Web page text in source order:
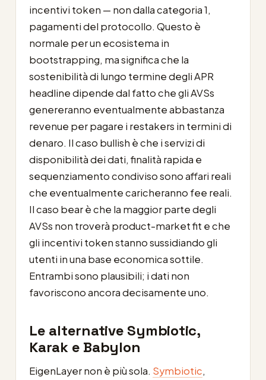
incentivi token — non dalla categoria 1,
pagamenti del protocollo. Questo è
normale per un ecosistema in
bootstrapping, ma significa che la
sostenibilità di lungo termine degli APR
headline dipende dal fatto che gli AVSs
genereranno eventualmente abbastanza
revenue per pagare i restakers in termini di
denaro. Il caso bullish è che i servizi di
disponibilità dei dati, finalità rapida e
sequenziamento condiviso sono affari reali
che eventualmente caricheranno fee reali.
Il caso bear è che la maggior parte degli
AVSs non troverà product-market fit e che
gli incentivi token stanno sussidiando gli
utenti in una base economica sottile.
Entrambi sono plausibili; i dati non
favoriscono ancora decisamente uno.
Le alternative Symbiotic,
Karak e Babylon
EigenLayer non è più sola. Symbiotic,